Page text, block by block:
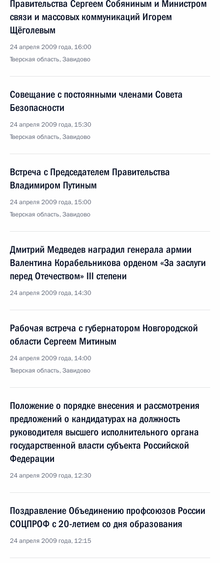
Правительства Сергеем Собяниным и Министром
связи и массовых коммуникаций Игорем
Щёголевым
24 апреля 2009 года, 16:00
Тверская область, Завидово
Совещание с постоянными членами Совета
Безопасности
24 апреля 2009 года, 15:30
Тверская область, Завидово
Встреча с Председателем Правительства
Владимиром Путиным
24 апреля 2009 года, 15:00
Тверская область, Завидово
Дмитрий Медведев наградил генерала армии
Валентина Корабельникова орденом «За заслуги
перед Отечеством» III степени
24 апреля 2009 года, 14:30
Рабочая встреча с губернатором Новгородской
области Сергеем Митиным
24 апреля 2009 года, 14:00
Тверская область, Завидово
Положение о порядке внесения и рассмотрения
предложений о кандидатурах на должность
руководителя высшего исполнительного органа
государственной власти субъекта Российской
Федерации
24 апреля 2009 года, 12:30
Поздравление Объединению профсоюзов России
СОЦПРОФ с 20-летием со дня образования
24 апреля 2009 года, 12:15